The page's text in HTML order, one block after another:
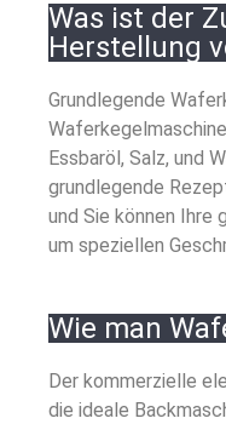
Was ist der
Herstellung
Grundlegende
Essbaröl, Salz, und
grundlegende
und Sie können Ihre
um speziellen
Wie man
Der kommerzielle
die ideale